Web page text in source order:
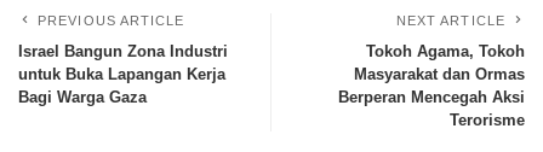
PREVIOUS ARTICLE
Israel Bangun Zona Industri
untuk Buka Lapangan Kerja
Bagi Warga Gaza
NEXT ARTICLE
Tokoh Agama, Tokoh
Masyarakat dan Ormas
Berperan Mencegah Aksi
Terorisme